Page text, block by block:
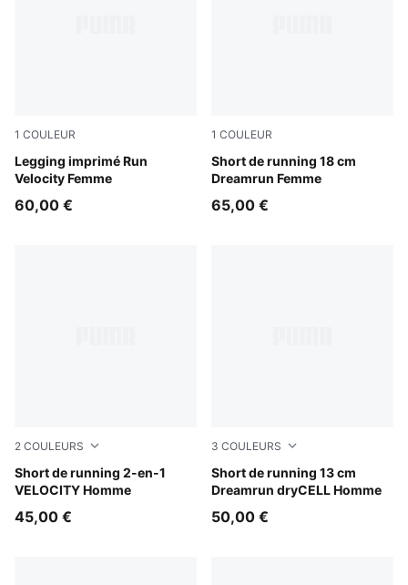
1 COULEUR
Legging imprimé Run
Velocity Femme
Puma Black
60,00 €
1 COULEUR
Short de running 18 cm
Dreamrun Femme
Puma Black
65,00 €
2 COULEURS
Short de running 2-en-1
VELOCITY Homme
Puma Black
45,00 €
3 COULEURS
Short de running 13 cm
Dreamrun dryCELL Homme
Ultra Red
50,00 €